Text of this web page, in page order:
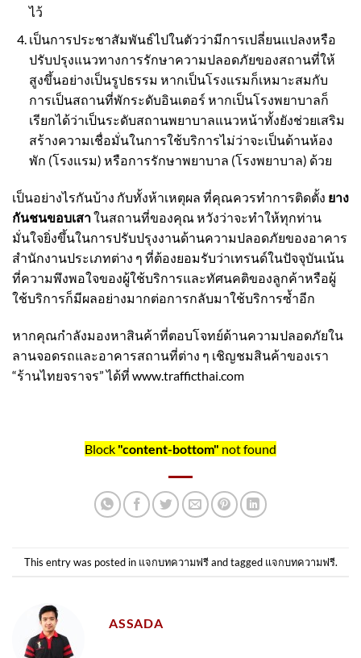
ไว้
เป็นการประชาสัมพันธ์ไปในตัวว่ามีการเปลี่ยนแปลงหรือ
ปรับปรุงแนวทางการรักษาความปลอดภัยของสถานที่ให้
สูงขึ้นอย่างเป็นรูปธรรม หากเป็นโรงแรมก็เหมาะสมกับ
การเป็นสถานที่พักระดับอินเตอร์ หากเป็นโรงพยาบาลก็
เรียกได้ว่าเป็นระดับสถานพยาบาลแนวหน้าทั้งยังช่วยเสริม
สร้างความเชื่อมั่นในการใช้บริการไม่ว่าจะเป็นด้านห้อง
พัก (โรงแรม) หรือการรักษาพยาบาล (โรงพยาบาล) ด้วย
เป็นอย่างไรกันบ้าง กับทั้งห้าเหตุผล ที่คุณควรทำการติดตั้ง ยาง
กันชนขอบเสาในสถานที่ของคุณ หวังว่าจะทำให้ทุกท่าน
มั่นใจยิ่งขึ้นในการปรับปรุงงานด้านความปลอดภัยของอาคาร
สำนักงานประเภทต่าง ๆ ที่ต้องยอมรับว่าเทรนด์ในปัจจุบันเน้น
ที่ความพึงพอใจของผู้ใช้บริการและทัศนคติของลูกค้าหรือผู้
ใช้บริการก็มีผลอย่างมากต่อการกลับมาใช้บริการซ้ำอีก
หากคุณกำลังมองหาสินค้าที่ตอบโจทย์ด้านความปลอดภัยใน
ลานจอดรถและอาคารสถานที่ต่าง ๆ เชิญชมสินค้าของเรา
“ร้านไทยจราจร”ได้ที่ www.trafficthai.com
Block "content-bottom" not found
This entry was posted in แจกบทความฟรีand tagged แจกบทความฟรี.
ASSADA